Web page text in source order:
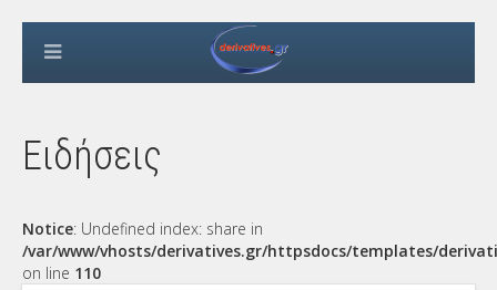
Ειδήσεις
Notice: Undefined index: share in
/var/www/vhosts/derivatives.gr/httpsdocs/templates/
on line 110